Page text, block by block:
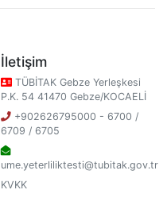
İletişim
TÜBİTAK Gebze Yerleşkesi
P.K. 54 41470 Gebze/KOCAELİ
+902626795000 - 6700 /
6709 / 6705
ume.yeterliliktesti@tubitak.gov.tr
KVKK